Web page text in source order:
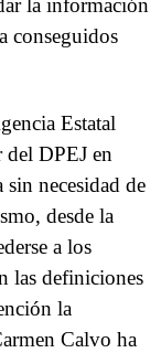
la información
conseguidos
Estatal
DPEJ en
sin necesidad de
desde la
a los
las definiciones
la
Calvo ha